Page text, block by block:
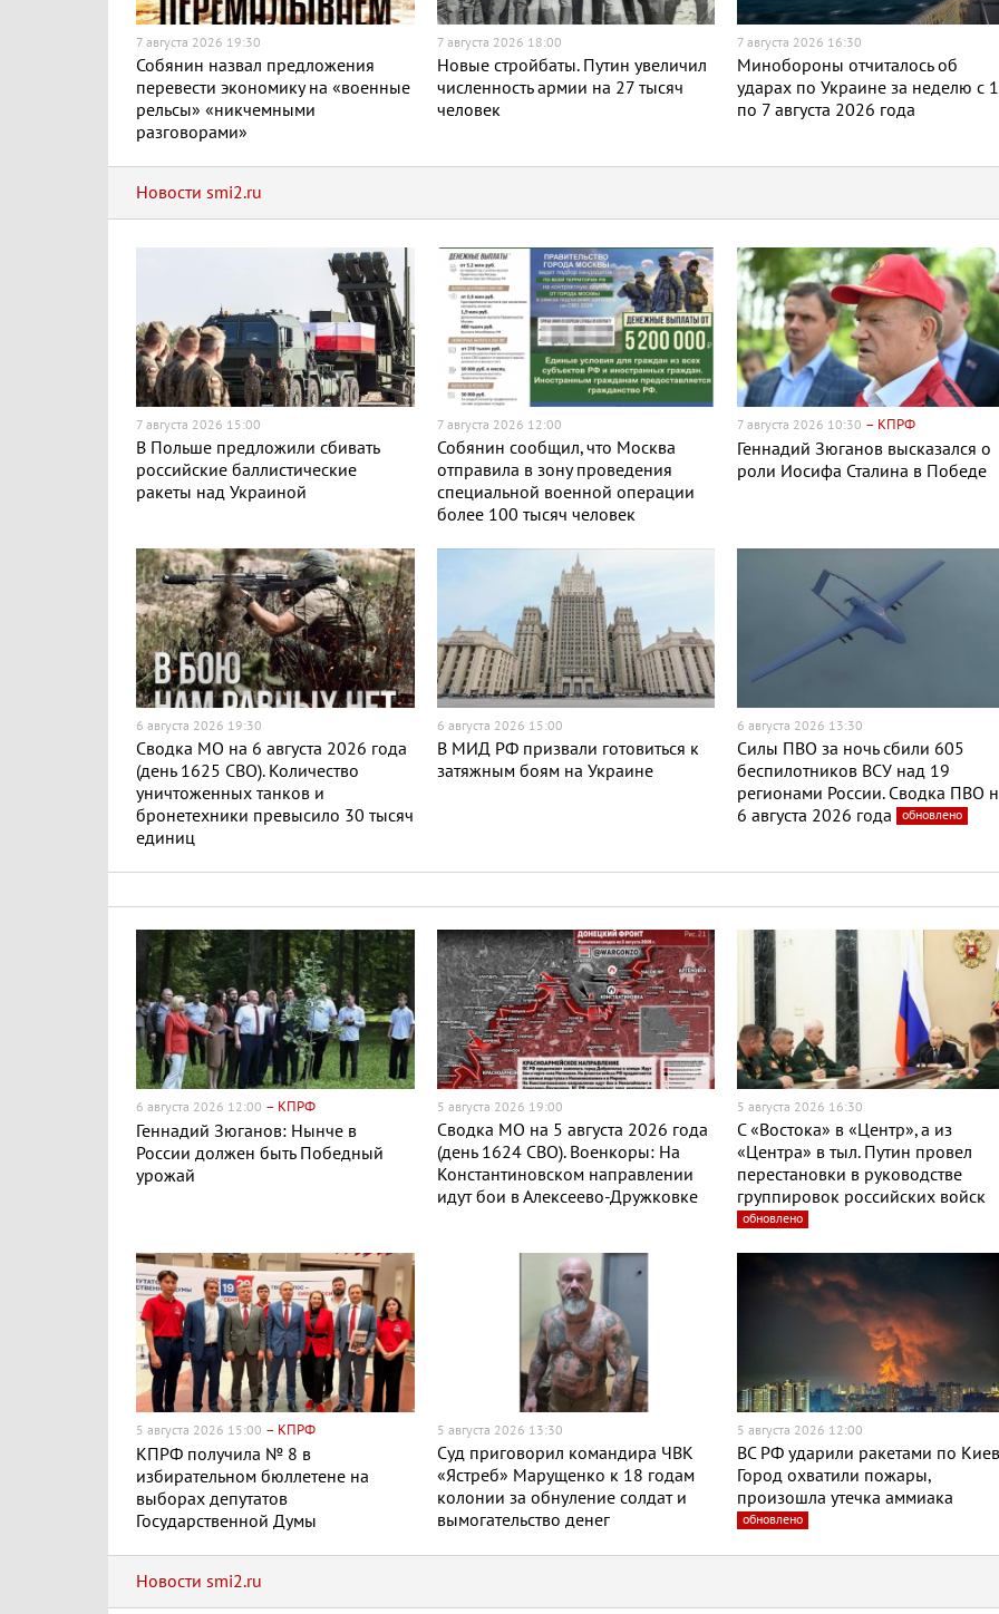
7 августа 2026 19:30
Собянин назвал предложения
перевести экономику на «военные
рельсы» «никчемными
разговорами»
7 августа 2026 18:00
Новые стройбаты. Путин увеличил
численность армии на 27 тысяч
человек
7 августа 2026 16:30
Минобороны отчиталось об
ударах по Украине за неделю с 1
по 7 августа 2026 года
Новости smi2.ru
7 августа 2026 15:00
В Польше предложили сбивать
российские баллистические
ракеты над Украиной
7 августа 2026 12:00
Собянин сообщил, что Москва
отправила в зону проведения
специальной военной операции
более 100 тысяч человек
7 августа 2026 10:30 – КПРФ
Геннадий Зюганов высказался о
роли Иосифа Сталина в Победе
6 августа 2026 19:30
Сводка МО на 6 августа 2026 года
(день 1625 СВО). Количество
уничтоженных танков и
бронетехники превысило 30 тысяч
единиц
6 августа 2026 15:00
В МИД РФ призвали готовиться к
затяжным боям на Украине
6 августа 2026 13:30
Силы ПВО за ночь сбили 605
беспилотников ВСУ над 19
регионами России. Сводка ПВО
6 августа 2026 года
обновлено
6 августа 2026 12:00 – КПРФ
Геннадий Зюганов: Нынче в
России должен быть Победный
урожай
5 августа 2026 19:00
Сводка МО на 5 августа 2026 года
(день 1624 СВО). Военкоры: На
Константиновском направлении
идут бои в Алексеево-Дружковке
5 августа 2026 16:30
С «Востока» в «Центр», а из
«Центра» в тыл. Путин провел
перестановки в руководстве
группировок российских войск
обновлено
5 августа 2026 15:00 – КПРФ
КПРФ получила № 8 в
избирательном бюллетене на
выборах депутатов
Государственной Думы
5 августа 2026 13:30
Суд приговорил командира ЧВК
«Ястреб» Марущенко к 18 годам
колонии за обнуление солдат и
вымогательство денег
5 августа 2026 12:00
ВС РФ ударили ракетами по
Город охватили пожары,
произошла утечка аммиака
обновлено
Новости smi2.ru